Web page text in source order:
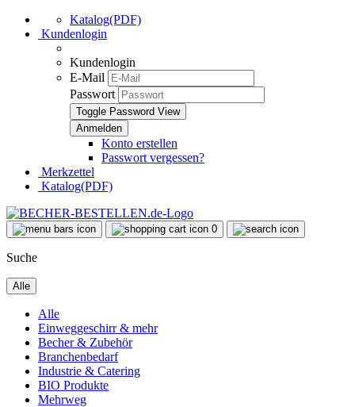
Katalog(PDF)
Kundenlogin
Kundenlogin
E-Mail
Passwort
Toggle Password View
Konto erstellen
Passwort vergessen?
Merkzettel
Katalog(PDF)
0
Suche
Alle
Alle
Einweggeschirr & mehr
Becher & Zubehör
Branchenbedarf
Industrie & Catering
BIO Produkte
Mehrweg